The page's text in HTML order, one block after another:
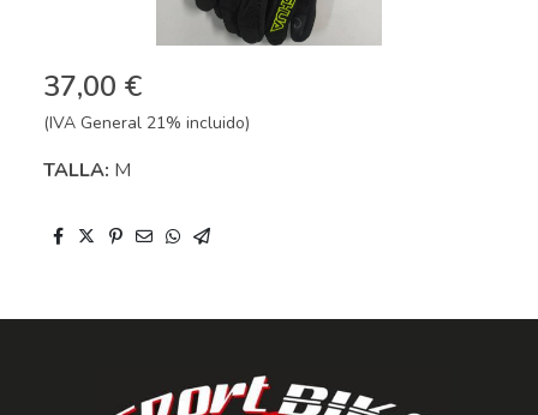
37,00 €
(IVA General 21% incluido)
TALLA: M